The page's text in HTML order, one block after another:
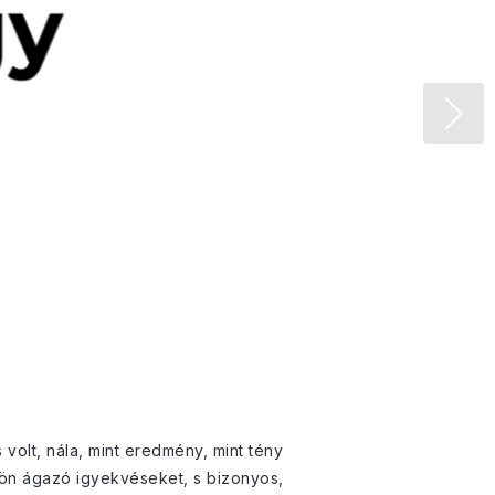
nála, mint eredmény, mint tény
ágazó igyekvéseket, s bizonyos,